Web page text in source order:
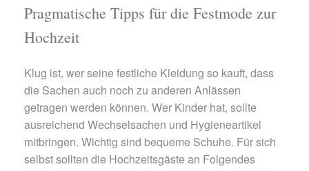
Pragmatische Tipps für die Festmode zur
Hochzeit
Klug ist, wer seine festliche Kleidung so kauft, dass
die Sachen auch noch zu anderen Anlässen
getragen werden können. Wer Kinder hat, sollte
ausreichend Wechselsachen und Hygieneartikel
mitbringen. Wichtig sind bequeme Schuhe. Für sich
selbst sollten die Hochzeitsgäste an Folgendes